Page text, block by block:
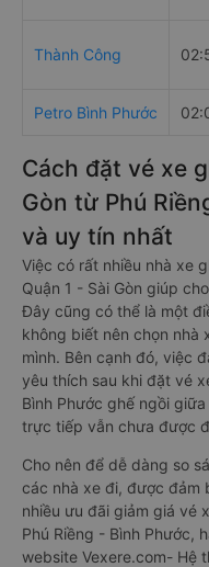
Thành Công
Petro Bình Phước
Cách đặt vé xe
Gòn từ Phú
và uy tín nhất
Việc có rất nhiều nhà xe
Quận 1 - Sài Gòn giúp
Đây cũng có thể là một
không biết nên chọn nhà
mình. Bên cạnh đó, việc
yêu thích sau khi đặt vé
Bình Phước ghế ngồi
trực tiếp vẫn chưa được
Cho nên để dễ dàng so
các nhà xe đi, được đảm
nhiều ưu đãi giảm giá vé
Phú Riềng - Bình Phước,
website Vexere.com- Hệ